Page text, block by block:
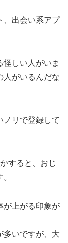
、出会い系アプ
怪しい人がいま
人がいるんだな
ノリで登録して
すると、おじ
が上がる印象が
多いですが、大